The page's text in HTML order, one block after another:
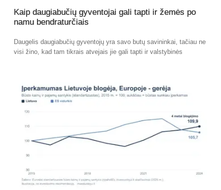
Kaip daugiabučių gyventojai gali tapti ir žemės po
namu bendraturčiais
Daugelis daugiabučių gyventojų yra savo butų savininkai, tačiau ne
visi žino, kad tam tikrais atvejais jie gali tapti ir valstybinės